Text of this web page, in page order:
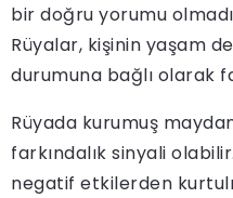
bir doğru yorumu
Rüyalar, kişinin yaşam
durumuna bağlı olarak
Rüyada kurumuş
farkındalık sinyali
negatif etkilerden